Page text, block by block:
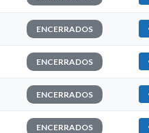
ENCERRADOS
ENCERRADOS
ENCERRADOS
ENCERRADOS